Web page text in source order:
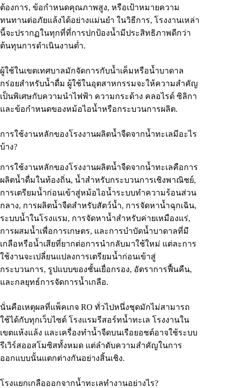
ต้องการ, ข้อกำหนดคุณภาพสูง, หรือเป้าหมายความ
ทนทานต่อภัยแล้งได้อย่างแม่นยำ ในวิธีการ, โรงงานเหล่า
นี้จะปรากฏในทุกที่ที่การปกป้องน้ำมีประสิทธิภาพดีกว่า
ต้นทุนการดำเนินงานต่ำ.
ผู้ใช้ในเขตเทศบาลมักจัดการกับน้ำเค็มหรือน้ำบาดาล
กร่อยสำหรับน้ำดื่ม ผู้ใช้ในอุตสาหกรรมจะให้ความสำคัญ
เป็นพิเศษกับความนำไฟฟ้า ความกระด้าง คลอไรด์ ซิลิกา
และข้อกำหนดของหม้อไอน้ำหรือกระบวนการผลิต.
การใช้งานหลักของโรงงานผลิตน้ำจืดจากน้ำทะเลมีอะไร
บ้าง?
การใช้งานหลักของโรงงานผลิตน้ำจืดจากน้ำทะเลคือการ
ผลิตน้ำดื่มในท้องถิ่น, น้ำสำหรับกระบวนการเชิงพาณิชย์,
การเตรียมน้ำก่อนเข้าสู่หม้อไอน้ำระบบทำความร้อนส่วน
กลาง, การผลิตน้ำจืดสำหรับสัตว์น้ำ, การจัดหาน้ำฉุกเฉิน,
ระบบน้ำในโรงแรม, การจัดหาน้ำสำหรับค่ายเหมืองแร่,
การผสมน้ำเพื่อการเกษตร, และการบำบัดน้ำบาดาลที่มี
เกลือหรือน้ำเสียที่ยากต่อการนำกลับมาใช้ใหม่ แต่ละการ
ใช้งานจะเปลี่ยนแปลงการเตรียมน้ำก่อนเข้าสู่
กระบวนการ, รูปแบบของชั้นเยื่อกรอง, อัตราการฟื้นคืน,
และกลยุทธ์การจัดการน้ำเกลือ.
นั่นคือเหตุผลที่แพ็คเกจ RO ทั่วไปหนึ่งชุดมักไม่สามารถ
ใช้ได้กับทุกเว็บไซต์ โรงแรมรีสอร์ทน้ำทะเล โรงงานใน
เขตแห้งแล้ง และเครื่องทำน้ำจืดบนเรือยอชต์อาจใช้ระบบ
รีเวิร์สออสโมซิสทั้งหมด แต่ลำดับความสำคัญในการ
ออกแบบนั้นแตกต่างกันอย่างสิ้นเชิง.
โรงแยกเกลือออกจากน้ำทะเลทำงานอย่างไร?